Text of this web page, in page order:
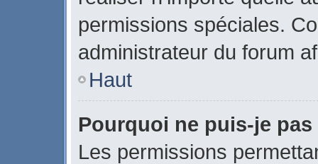
permissions spéciales.
administrateur du forum
Haut
Pourquoi ne puis-je
Les permissions